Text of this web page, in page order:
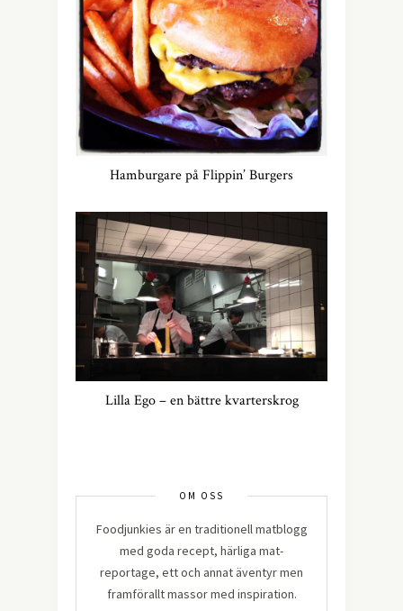
Hamburgare på Flippin’ Burgers
Lilla Ego – en bättre kvarterskrog
OM OSS
Foodjunkies är en traditionell matblogg
med goda recept, härliga mat-
reportage, ett och annat äventyr men
framförallt massor med inspiration.